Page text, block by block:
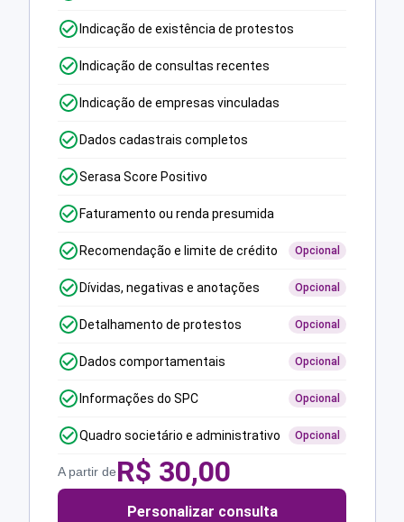
Indicação de existência de protestos
Indicação de consultas recentes
Indicação de empresas vinculadas
Dados cadastrais completos
Serasa Score Positivo
Faturamento ou renda presumida
Recomendação e limite de crédito Opcional
Dívidas, negativas e anotações Opcional
Detalhamento de protestos Opcional
Dados comportamentais Opcional
Informações do SPC Opcional
Quadro societário e administrativo Opcional
A partir deR$ 30,00
Personalizar consulta